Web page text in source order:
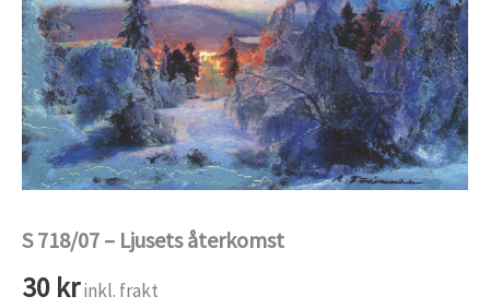
S 718/07 – Ljusets återkomst
30 krinkl. frakt